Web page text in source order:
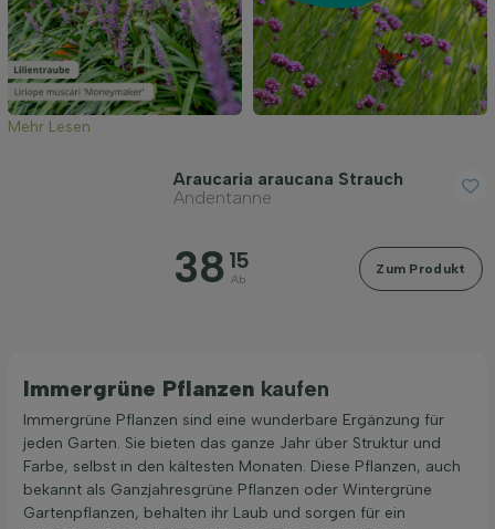
Mehr Lesen
Araucaria araucana Strauch
Andentanne
38 15
Ab
Zum Produkt
Immergrüne Pflanzen kaufen
Immergrüne Pflanzen sind eine wunderbare Ergänzung für
jeden Garten. Sie bieten das ganze Jahr über Struktur und
Farbe, selbst in den kältesten Monaten. Diese Pflanzen, auch
bekannt als Ganzjahresgrüne Pflanzen oder Wintergrüne
Gartenpflanzen, behalten ihr Laub und sorgen für ein